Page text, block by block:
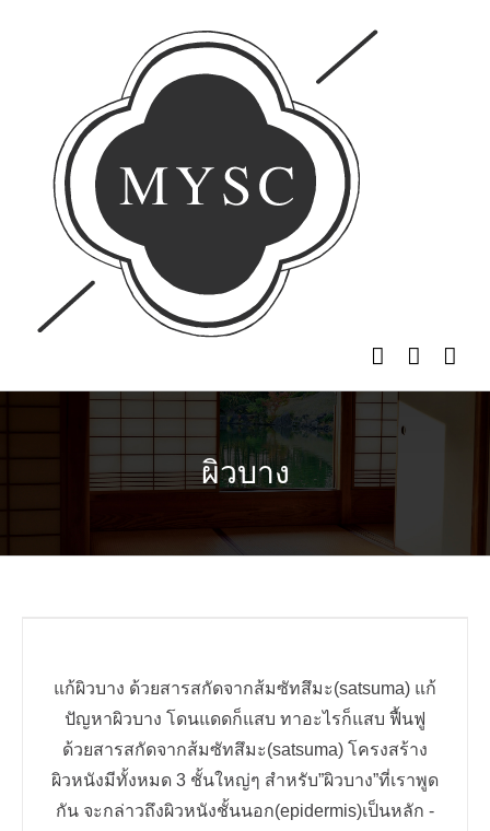
ผิวบาง
ไม่มีหมวดหมู่
แก้ผิวบาง ด้วยสารสกัดจากส้มซัทสึมะ(satsuma) แก้
ปัญหาผิวบาง โดนแดดก็แสบ ทาอะไรก็แสบ ฟื้นฟู
ด้วยสารสกัดจากส้มซัทสึมะ(satsuma) โครงสร้าง
ผิวหนังมีทั้งหมด 3 ชั้นใหญ่ๆ สำหรับ”ผิวบาง”ที่เราพูด
กัน จะกล่าวถึงผิวหนังชั้นนอก(epidermis)เป็นหลัก -